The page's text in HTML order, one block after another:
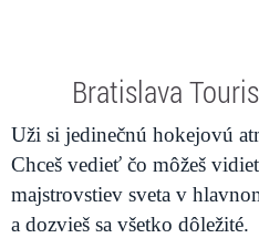
Bratislava
Uži si jedinečnú hokejovú
Chceš vedieť čo môžeš
majstrovstiev sveta v
a dozvieš sa všetko dôležité.